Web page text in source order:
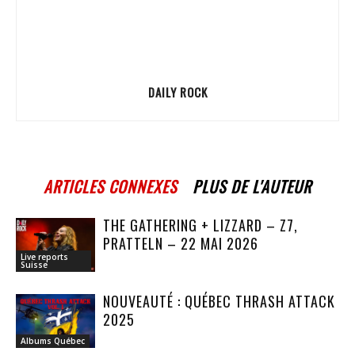
DAILY ROCK
ARTICLES CONNEXES PLUS DE L'AUTEUR
Live reports
Suisse
THE GATHERING + LIZZARD – Z7,
PRATTELN – 22 MAI 2026
Albums Québec
NOUVEAUTÉ : QUÉBEC THRASH ATTACK
2025